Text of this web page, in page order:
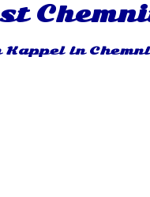
in